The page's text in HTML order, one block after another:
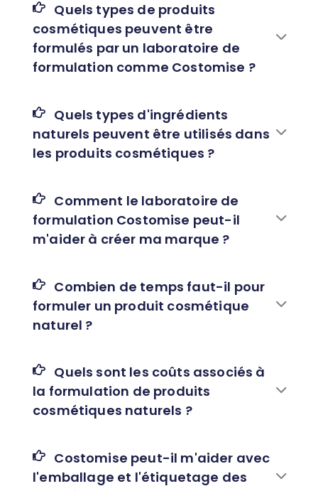
Quels types de produits
cosmétiques peuvent être
formulés par un laboratoire de
formulation comme Costomise ?
Quels types d'ingrédients
naturels peuvent être utilisés dans
les produits cosmétiques ?
Comment le laboratoire de
formulation Costomise peut-il
m'aider à créer ma marque ?
Combien de temps faut-il pour
formuler un produit cosmétique
naturel ?
Quels sont les coûts associés à
la formulation de produits
cosmétiques naturels ?
Costomise peut-il m'aider avec
l'emballage et l'étiquetage des